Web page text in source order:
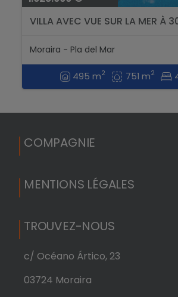
VILLA AVEC VUE SUR LA MER À
Moraira - Pla del Mar
495 m2 751 m2
COMPAGNIE
MENTIONS LÉGALES
TROUVEZ-NOUS
c/ Océano Ártico, 23
03724 Moraira